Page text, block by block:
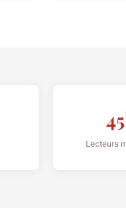
Lecteurs